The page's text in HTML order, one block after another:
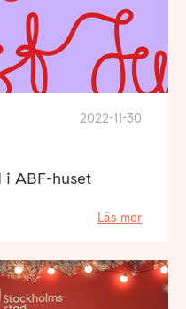
2022-11-30
i ABF-huset
Läs mer